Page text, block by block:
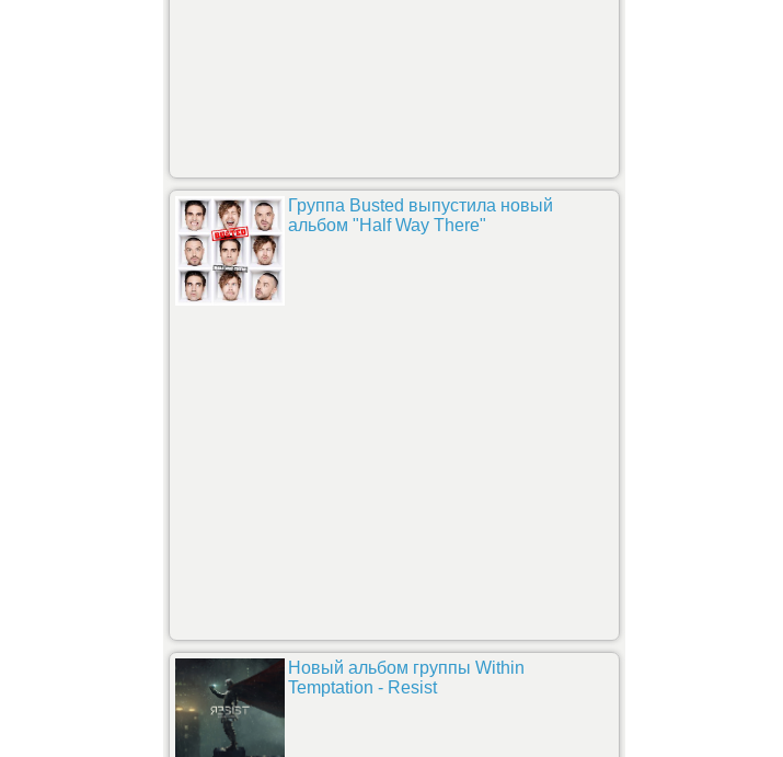
Группа Busted выпустила новый
альбом "Half Way There"
Новый альбом группы Within
Temptation - Resist